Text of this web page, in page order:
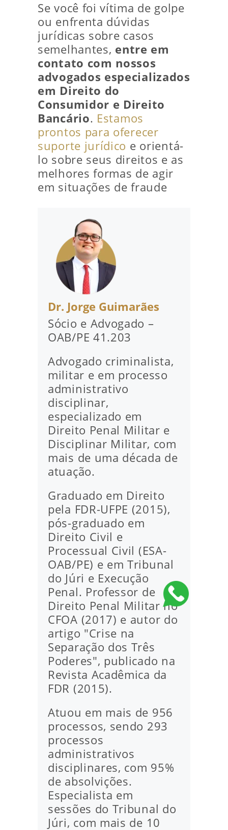
Se você foi vítima de golpe
ou enfrenta dúvidas
jurídicas sobre casos
semelhantes, entre em
contato com nossos
advogados especializados
em Direito do
Consumidor e Direito
Bancário. Estamos
prontos para oferecer
suporte jurídico e orientá-
lo sobre seus direitos e as
melhores formas de agir
em situações de fraude
Dr. Jorge Guimarães
Sócio e Advogado –
OAB/PE 41.203
Advogado criminalista,
militar e em processo
administrativo
disciplinar,
especializado em
Direito Penal Militar e
Disciplinar Militar, com
mais de uma década de
atuação.
Graduado em Direito
pela FDR-UFPE (2015),
pós-graduado em
Direito Civil e
Processual Civil (ESA-
OAB/PE) e em Tribunal
do Júri e Execução
Penal. Professor de
Direito Penal Militar no
CFOA (2017) e autor do
artigo "Crise na
Separação dos Três
Poderes", publicado na
Revista Acadêmica da
FDR (2015).
Atuou em mais de 956
processos, sendo 293
processos
administrativos
disciplinares, com 95%
de absolvições.
Especialista em
sessões do Tribunal do
Júri, com mais de 10